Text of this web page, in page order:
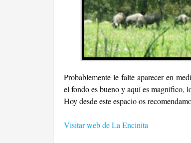
Probablemente le falte aparecer en
el fondo es bueno y aquí es magnífico,
Hoy desde este espacio os
Visitar web de La Encinita